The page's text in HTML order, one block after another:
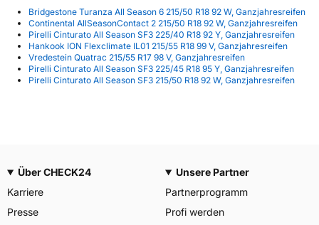
Bridgestone Turanza All Season 6 215/50 R18 92 W, Ganzjahresreifen
Continental AllSeasonContact 2 215/50 R18 92 W, Ganzjahresreifen
Pirelli Cinturato All Season SF3 225/40 R18 92 Y, Ganzjahresreifen
Hankook ION Flexclimate IL01 215/55 R18 99 V, Ganzjahresreifen
Vredestein Quatrac 215/55 R17 98 V, Ganzjahresreifen
Pirelli Cinturato All Season SF3 225/45 R18 95 Y, Ganzjahresreifen
Pirelli Cinturato All Season SF3 215/50 R18 92 W, Ganzjahresreifen
Über CHECK24
Karriere
Presse
Unsere Partner
Partnerprogramm
Profi werden